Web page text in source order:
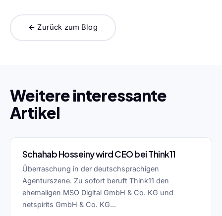
← Zurück zum Blog
Weitere interessante
Artikel
Schahab Hosseiny wird CEO bei Think11
Überraschung in der deutschsprachigen
Agenturszene. Zu sofort beruft Think11 den
ehemaligen MSO Digital GmbH & Co. KG und
netspirits GmbH & Co. KG...